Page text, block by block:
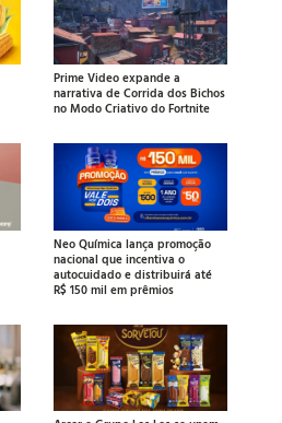
Prime Video expande a
narrativa de Corrida dos Bichos
no Modo Criativo do Fortnite
Neo Química lança promoção
nacional que incentiva o
autocuidado e distribuirá até
R$ 150 mil em prêmios